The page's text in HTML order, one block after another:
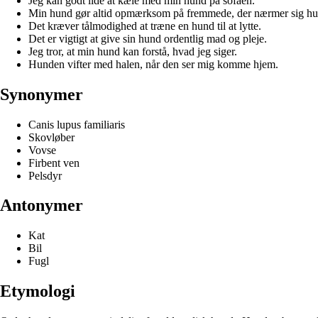
Min hund gør altid opmærksom på fremmede, der nærmer sig
Det kræver tålmodighed at træne en hund til at lytte.
Det er vigtigt at give sin hund ordentlig mad og pleje.
Jeg tror, at min hund kan forstå, hvad jeg siger.
Hunden vifter med halen, når den ser mig komme hjem.
Synonymer
Canis lupus familiaris
Skovløber
Vovse
Firbent ven
Pelsdyr
Antonymer
Kat
Bil
Fugl
Etymologi